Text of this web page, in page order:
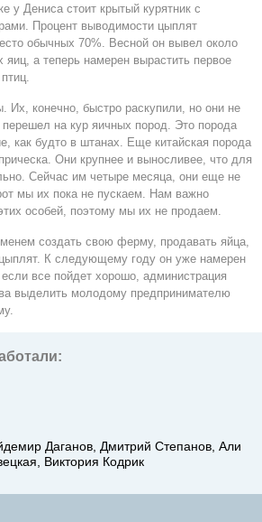
у Дениса стоит крытый курятник с
Процент выводимости цыплят
обычных 70%. Весной он вывел около
яиц, а теперь намерен вырастить первое
Их, конечно, быстро раскупили, но они не
на кур яичных пород. Это порода
как будто в штанах. Еще китайская порода
Они крупнее и выносливее, что для
Сейчас им четыре месяца, они еще не
мы их пока не пускаем. Нам важно
особей, поэтому мы их не продаем.
создать свою ферму, продавать яйца,
К следующему году он уже намерен
все пойдет хорошо, администрация
выделить молодому предпринимателю
Даганов, Дмитрий Степанов, Али
Виктория Кодрик